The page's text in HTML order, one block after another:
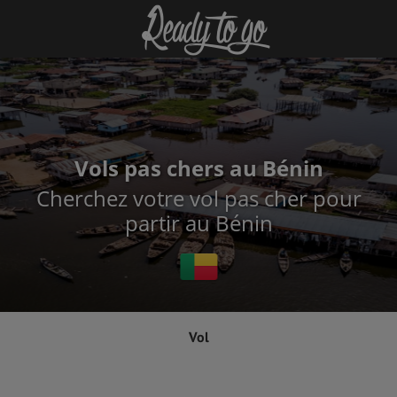
Vols pas chers au Bénin
Cherchez votre vol pas cher pour
partir au Bénin
Vol